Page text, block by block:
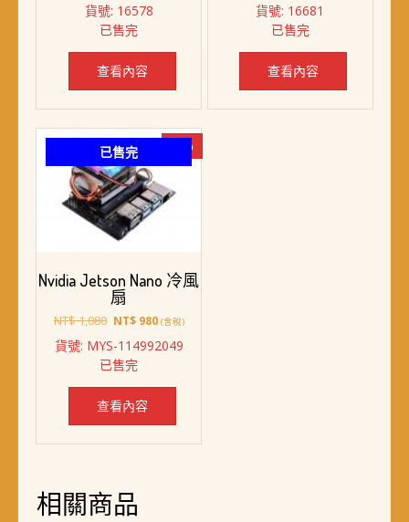
價
格：
NT$ 988。
價
NT$ 720。
貨號: 16578
已售完
查看內容
價
格：
NT$ 105。
價
NT$ 98。
貨號: 16681
已售完
查看內容
已售完 -9%
Nvidia Jetson Nano 冷風
扇
NT$1,080 原
價
格：
NT$ 1,080。
NT$980目
價
NT$ 980。
(含稅)
貨號: MYS-114992049
已售完
查看內容
相關商品